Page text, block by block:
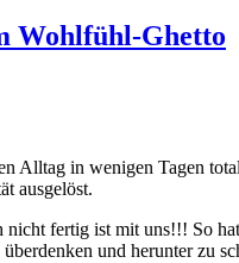
Wohlfühl-Ghetto
All­t­ag in weni­gen Tagen
ausgelöst.
fer­tig ist mit uns!!! So
und herunter zu